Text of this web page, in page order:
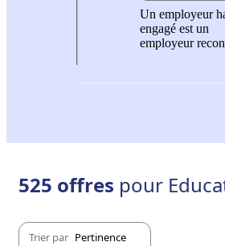
Un employeur
engagé est un
employeur
525 offres pour
Trier par Pertinence